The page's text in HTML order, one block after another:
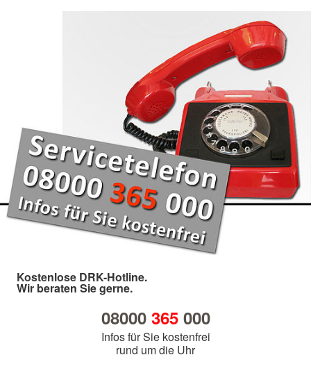
Kostenlose DRK-Hotline.
Wir beraten Sie gerne.
08000 365000
Infos für Sie kostenfrei
rund um die Uhr